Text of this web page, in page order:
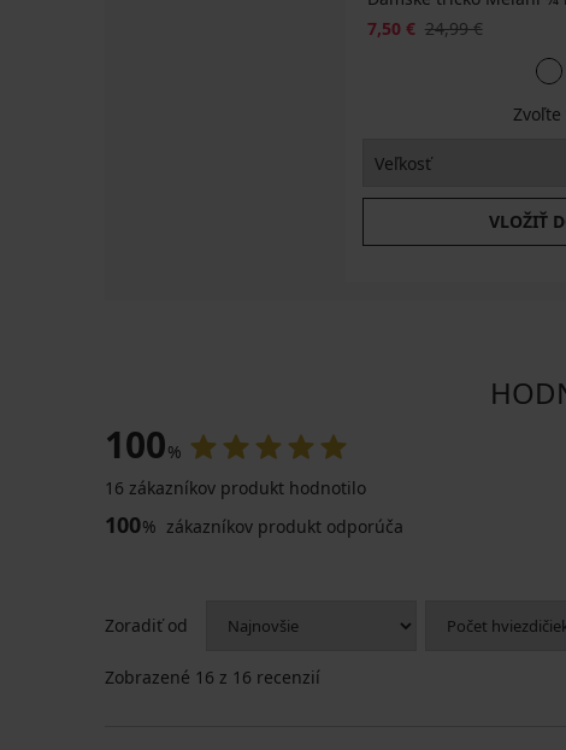
7,50 € 24,99 €
VLOŽIŤ
100%
16 zákazníkov produkt hodnotilo
100% zákazníkov produkt odporúča
Zoradiť od
Zobrazené 16 z 16 recenzií